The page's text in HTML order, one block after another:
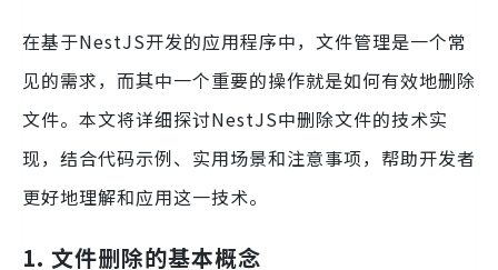
在基于NestJS开发的应用程序中，文件管理是一个常
见的需求，而其中一个重要的操作就是如何有效地删除
文件。本文将详细探讨NestJS中删除文件的技术实
现，结合代码示例、实用场景和注意事项，帮助开发者
更好地理解和应用这一技术。
1. 文件删除的基本概念